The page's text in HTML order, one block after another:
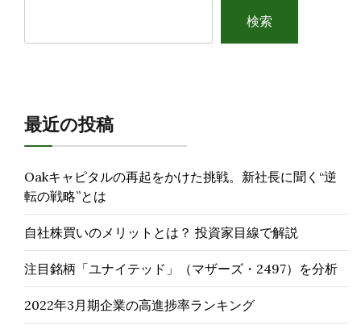
検索
最近の投稿
Oakキャピタルの再起をかけた挑戦。新社長に聞く“逆
転の戦略”とは
自社株買いのメリットとは？ 投資家目線で解説
注目銘柄「ユナイテッド」（マザーズ・2497）を分析
2022年3月期企業の高進捗率ランキング